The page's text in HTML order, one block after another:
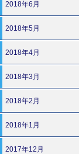
2018年6月
2018年5月
2018年4月
2018年3月
2018年2月
2018年1月
2017年12月